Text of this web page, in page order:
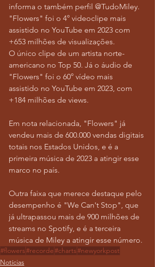
informa o também perfil @TudoMiley.
"Flowers" foi o 4° videoclipe mais
assistido no YouTube em 2023 com
+653 milhões de visualizações.
O único clipe de um artista norte-
americano no Top 50. Já o áudio de
"Flowers" foi o 60° vídeo mais
assistido no YouTube em 2023, com
+184 milhões de views.
Em nota relacionada, "Flowers" já
vendeu mais de 600.000 vendas digitais
totais nos Estados Unidos, e é a
primeira música de 2023 a atingir esse
marco no país.
Outra faixa que merece destaque pelo
desempenho é "We Can't Stop", que
já ultrapassou mais de 900 milhões de
streams no Spotify, e é a terceira
música de Miley a atingir esse número.
#flowers#recorde#charts#newyorkpost
Notícias